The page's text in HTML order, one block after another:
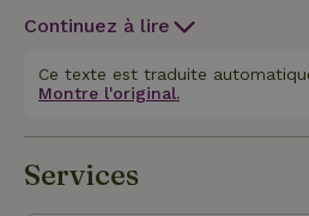
d'été, tu pourras y manger
de golf : la maison se trouve
terrain de golf 9 trous (par 3-5
Slottermolen, qui est ouvert
Gebroken Slot.
Continuez à lire
Ce texte est traduite
Montre l'original.
Services